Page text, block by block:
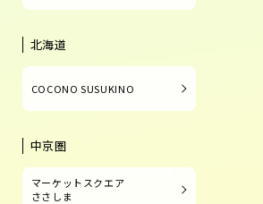
北海道
COCONO SUSUKINO
中京圏
マーケットスクエア
ささしま